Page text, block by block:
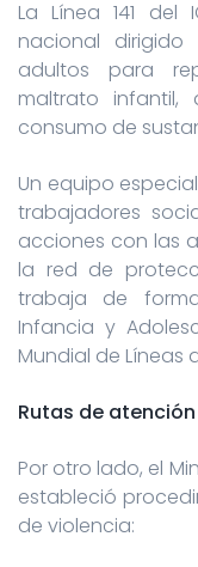
La Línea 141 del
nacional
adultos para
maltrato infantil,
consumo de
Un equipo
trabajadores
acciones con las
la red de
trabaja de
Infancia y
Mundial de Líneas
Rutas de
Por otro lado, el
estableció
de violencia: